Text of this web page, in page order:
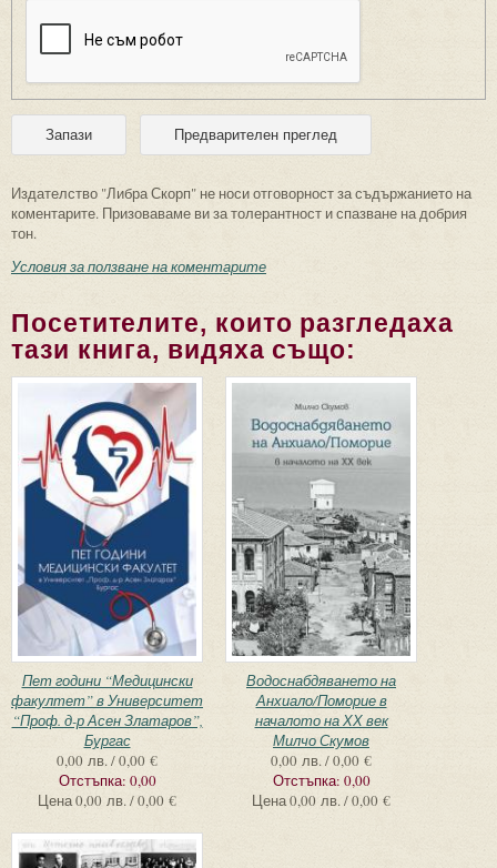
Издателство "Либра Скорп" не носи отговорност за съдържанието на
коментарите. Призоваваме ви за толерантност и спазване на добрия
тон.
Условия за ползване на коментарите
Посетителите, които разгледаха
тази книга, видяха също:
Пет години “Медицински
факултет” в Университет
“Проф. д-р Асен Златаров”,
Бургас
0,00 лв. / 0,00 €
Отстъпка: 0,00
Цена0,00 лв. / 0,00 €
Водоснабдяването на
Анхиало/Поморие в
началото на ХХ век
Милчо Скумов
0,00 лв. / 0,00 €
Отстъпка: 0,00
Цена0,00 лв. / 0,00 €